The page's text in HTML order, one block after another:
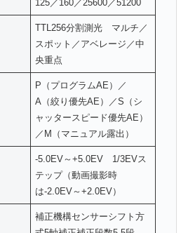
125／160／25600／51200
TTL256分割測光 マルチ／
スポット／アベレージ／中
央重点
P（プログラムAE）／
A（絞り優先AE）／S（シ
ャッタースピード優先AE）
／M（マニュアル露出）
-5.0EV～+5.0EV 1/3EVス
テップ（動画撮影時
は-2.0EV～+2.0EV）
補正機構センサーシフト方